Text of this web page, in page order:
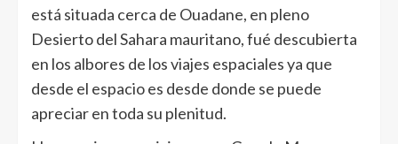
está situada cerca de Ouadane, en pleno
Desierto del Sahara mauritano, fué descubierta
en los albores de los viajes espaciales ya que
desde el espacio es desde donde se puede
apreciar en toda su plenitud.